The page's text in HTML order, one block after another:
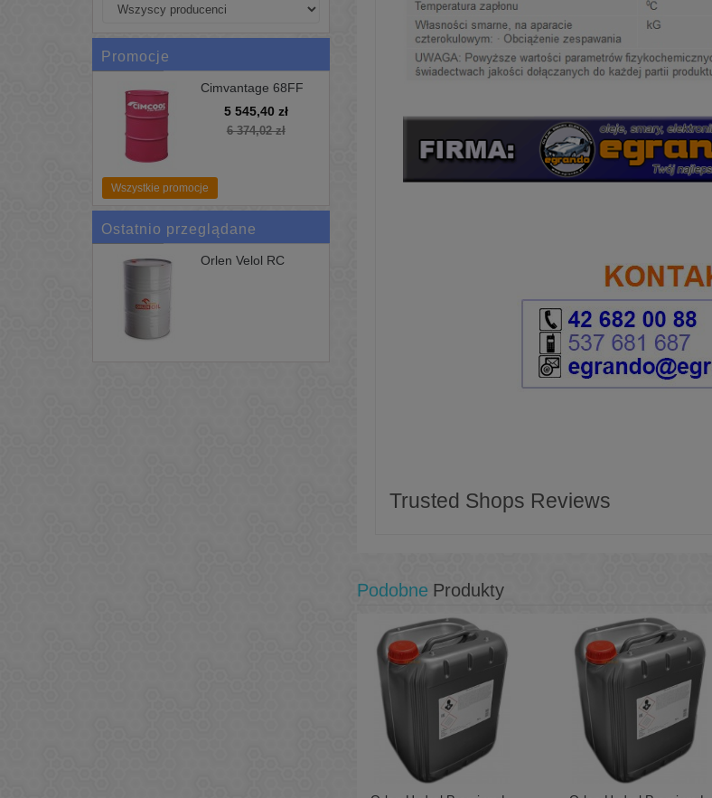
Promocje
Cimvantage 68FF
Chłodziwo Cimcool
5 545,40 zł
6 374,02 zł
Wszystkie promocje
Ostatnio przeglądane
Orlen Velol RC
Trusted Shops Reviews
Podobne Produkty